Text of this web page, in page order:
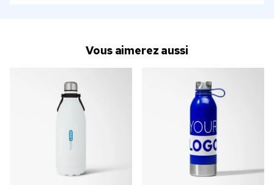
Vous aimerez aussi